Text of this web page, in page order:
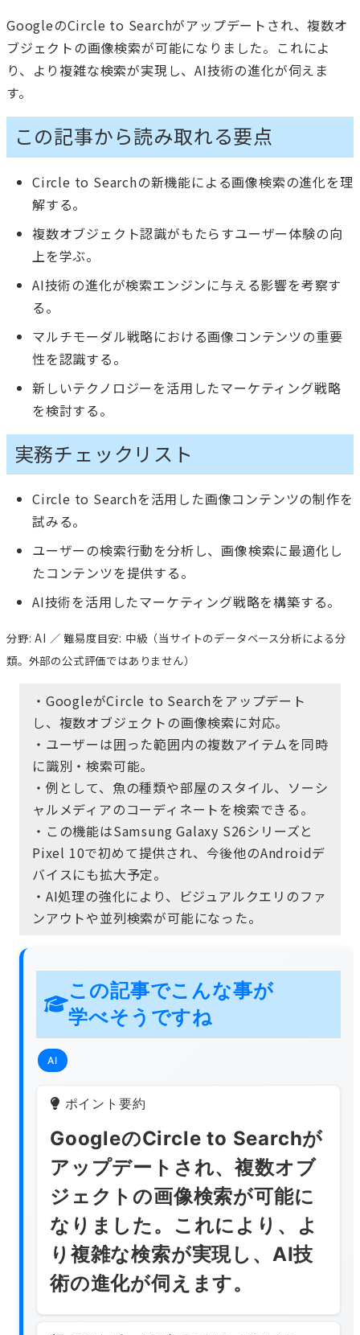
GoogleのCircle to Searchがアップデートされ、複数オ
ブジェクトの画像検索が可能になりました。これによ
り、より複雑な検索が実現し、AI技術の進化が伺えま
す。
この記事から読み取れる要点
Circle to Searchの新機能による画像検索の進化を理
解する。
複数オブジェクト認識がもたらすユーザー体験の向
上を学ぶ。
AI技術の進化が検索エンジンに与える影響を考察す
る。
マルチモーダル戦略における画像コンテンツの重要
性を認識する。
新しいテクノロジーを活用したマーケティング戦略
を検討する。
実務チェックリスト
Circle to Searchを活用した画像コンテンツの制作を
試みる。
ユーザーの検索行動を分析し、画像検索に最適化し
たコンテンツを提供する。
AI技術を活用したマーケティング戦略を構築する。
分野: AI ／ 難易度目安: 中級（当サイトのデータベース分析による分
類。外部の公式評価ではありません）
・GoogleがCircle to Searchをアップデート
し、複数オブジェクトの画像検索に対応。
・ユーザーは囲った範囲内の複数アイテムを同時
に識別・検索可能。
・例として、魚の種類や部屋のスタイル、ソーシ
ャルメディアのコーディネートを検索できる。
・この機能はSamsung Galaxy S26シリーズと
Pixel 10で初めて提供され、今後他のAndroidデ
バイスにも拡大予定。
・AI処理の強化により、ビジュアルクエリのファ
ンアウトや並列検索が可能になった。
この記事でこんな事が
学べそうですね
AI
ポイント要約
GoogleのCircle to Searchが
アップデートされ、複数オブ
ジェクトの画像検索が可能に
なりました。これにより、よ
り複雑な検索が実現し、AI技
術の進化が伺えます。